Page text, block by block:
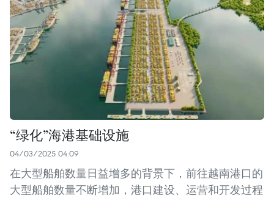
“绿化”海港基础设施
04/03/2025 04:09
在大型船舶数量日益增多的背景下，前往越南港口的
大型船舶数量不断增加，港口建设、运营和开发过程